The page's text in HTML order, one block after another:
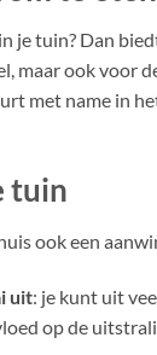
in je tuin? Dan
maar ook voor
met name in
tuin
ook een
uit: je kunt uit
op de